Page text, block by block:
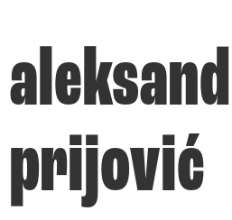
prijović